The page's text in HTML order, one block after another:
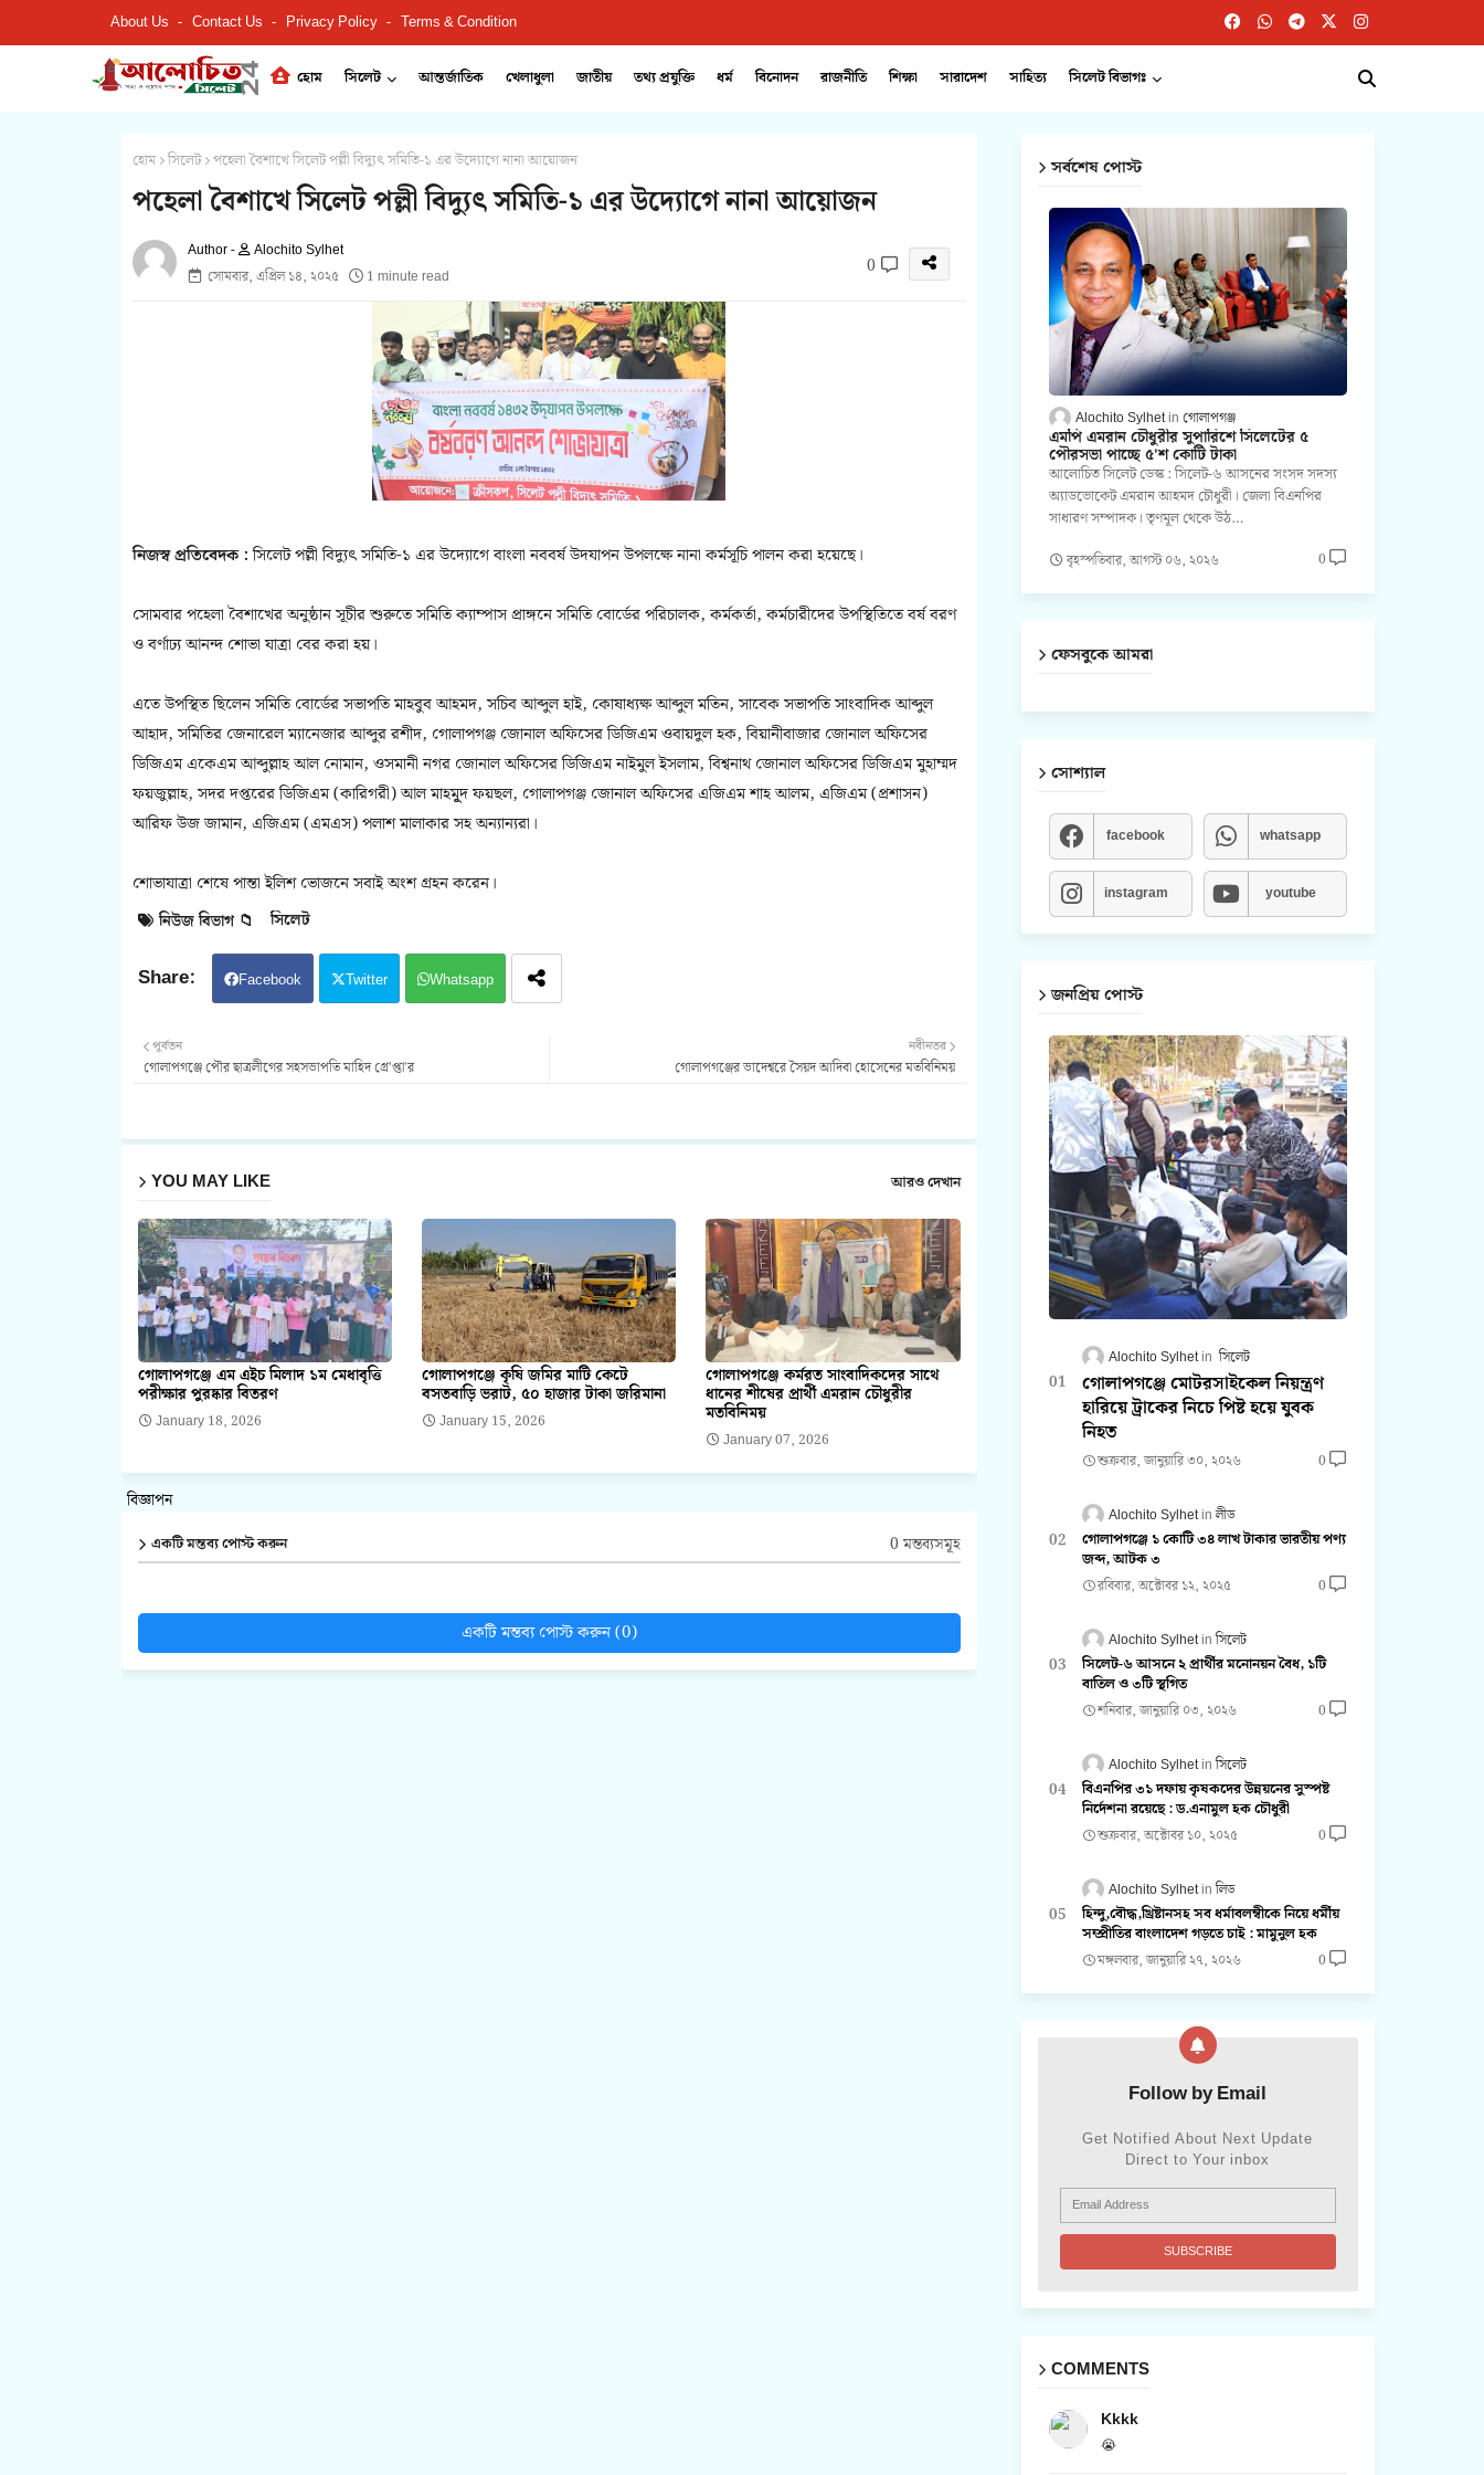
About Us Contact Us Privacy Policy Terms & Condition
হোম সিলেট আন্তর্জাতিক খেলাধুলা জাতীয় তথ্য প্রযুক্তি ধর্ম বিনোদন রাজনীতি শিক্ষা সারাদেশ সাহিত্য সিলেট বিভাগঃ
হোম সিলেট পহেলা বৈশাখে সিলেট পল্লী বিদ্যুৎ সমিতি-১ এর উদ্যোগে নানা আয়োজন
পহেলা বৈশাখে সিলেট পল্লী বিদ্যুৎ সমিতি-১ এর উদ্যোগে নানা আয়োজন
Alochito Sylhet
সোমবার, এপ্রিল ১৪, ২০২৫
1 minute read 0
নিজস্ব প্রতিবেদক :সিলেট পল্লী বিদ্যুৎ সমিতি-১ এর উদ্যোগে বাংলা নববর্ষ উদযাপন উপলক্ষে নানা কর্মসূচি পালন করা হয়েছে।
সোমবার পহেলা বৈশাখের অনুষ্ঠান সূচীর শুরুতে সমিতি ক্যাম্পাস প্রাঙ্গনে সমিতি বোর্ডের পরিচালক, কর্মকর্তা, কর্মচারীদের উপস্থিতিতে বর্ষ বরণ
ও বর্ণাঢ্য আনন্দ শোভা যাত্রা বের করা হয়।
এতে উপস্থিত ছিলেন সমিতি বোর্ডের সভাপতি মাহবুব আহমদ, সচিব আব্দুল হাই, কোষাধ্যক্ষ আব্দুল মতিন, সাবেক সভাপতি সাংবাদিক আব্দুল
আহাদ, সমিতির জেনারেল ম্যানেজার আব্দুর রশীদ, গোলাপগঞ্জ জোনাল অফিসের ডিজিএম ওবায়দুল হক, বিয়ানীবাজার জোনাল অফিসের
ডিজিএম একেএম আব্দুল্লাহ আল নোমান, ওসমানী নগর জোনাল অফিসের ডিজিএম নাইমুল ইসলাম, বিশ্বনাথ জোনাল অফিসের ডিজিএম মুহাম্মদ
ফয়জুল্লাহ, সদর দপ্তরের ডিজিএম (কারিগরী) আল মাহমুূদ ফয়ছল, গোলাপগঞ্জ জোনাল অফিসের এজিএম শাহ আলম, এজিএম (প্রশাসন)
আরিফ উজ জামান, এজিএম (এমএস) পলাশ মালাকার সহ অন্যান্যরা।
শোভাযাত্রা শেষে পান্তা ইলিশ ভোজনে সবাই অংশ গ্রহন করেন।
নিউজ বিভাগ 📁 সিলেট
Facebook Twitter Whatsapp
নবীনতর
গোলাপগঞ্জের ভাদেশ্বরে সৈয়দ আদিবা হোসেনের মতবিনিময়
পূর্বতন
গোলাপগঞ্জে পৌর ছাত্রলীগের সহসভাপতি মাহিদ গ্রে'প্তা'র
YOU MAY LIKE আরও দেখান
গোলাপগঞ্জে এম এইচ মিলাদ ১ম মেধাবৃত্তি
পরীক্ষার পুরষ্কার বিতরণ
January 18, 2026
গোলাপগঞ্জে কৃষি জমির মাটি কেটে
বসতবাড়ি ভরাট, ৫০ হাজার টাকা জরিমানা
January 15, 2026
গোলাপগঞ্জে কর্মরত সাংবাদিকদের সাথে
ধানের শীষের প্রার্থী এমরান চৌধুরীর
মতবিনিময়
January 07, 2026
বিজ্ঞাপন
একটি মন্তব্য পোস্ট করুন 0 মন্তব্যসমূহ
একটি মন্তব্য পোস্ট করুন (0)
সর্বশেষ পোস্ট
Alochito Sylhet গোলাপগঞ্জ
এমপি এমরান চৌধুরীর সুপারিশে সিলেটের ৫
পৌরসভা পাচ্ছে ৫'শ কোটি টাকা
আলোচিত সিলেট ডেস্ক : সিলেট-৬ আসনের সংসদ সদস্য
অ্যাডভোকেট এমরান আহমদ চৌধুরী। জেলা বিএনপির
সাধারণ সম্পাদক। তৃণমূল থেকে উঠ…
বৃহস্পতিবার, আগস্ট ০৬, ২০২৬ 0
ফেসবুকে আমরা
সোশ্যাল
facebook whatsapp
instagram youtube
জনপ্রিয় পোস্ট
Alochito Sylhet সিলেট
গোলাপগঞ্জে মোটরসাইকেল নিয়ন্ত্রণ
হারিয়ে ট্রাকের নিচে পিষ্ট হয়ে যুবক
নিহত
শুক্রবার, জানুয়ারি ৩০, ২০২৬ 0
Alochito Sylhet লীড
গোলাপগঞ্জে ১ কোটি ৩৪ লাখ টাকার ভারতীয় পণ্য
জব্দ, আটক ৩
রবিবার, অক্টোবর ১২, ২০২৫ 0
Alochito Sylhet সিলেট
সিলেট-৬ আসনে ২ প্রার্থীর মনোনয়ন বৈধ, ১টি
বাতিল ও ৩টি স্থগিত
শনিবার, জানুয়ারি ০৩, ২০২৬ 0
Alochito Sylhet সিলেট
বিএনপির ৩১ দফায় কৃষকদের উন্নয়নের সুস্পষ্ট
নির্দেশনা রয়েছে : ড.এনামুল হক চৌধুরী
শুক্রবার, অক্টোবর ১০, ২০২৫ 0
Alochito Sylhet লিড
হিন্দু,বৌদ্ধ,খ্রিষ্টানসহ সব ধর্মাবলম্বীকে নিয়ে ধর্মীয়
সম্প্রীতির বাংলাদেশ গড়তে চাই : মামুনুল হক
মঙ্গলবার, জানুয়ারি ২৭, ২০২৬ 0
Follow by Email
Get Notified About Next Update
Direct to Your inbox
COMMENTS
Kkkk
😭